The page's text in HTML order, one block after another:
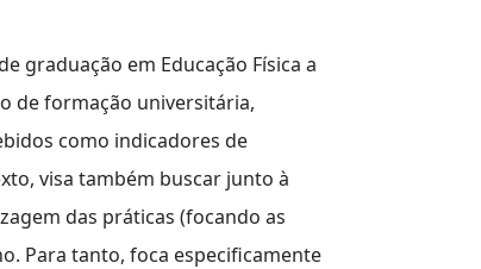
graduação em Educação Física a
de formação universitária,
como indicadores de
visa também buscar junto à
das práticas (focando as
Para tanto, foca especificamente